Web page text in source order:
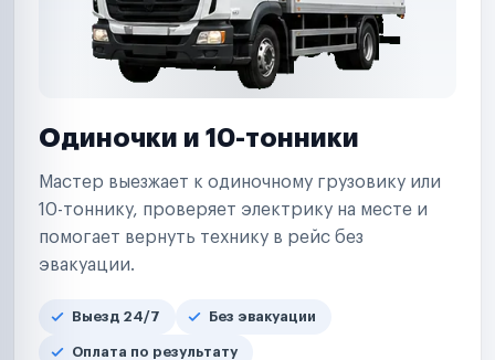
Одиночки и 10-тонники
Мастер выезжает к одиночному грузовику или
10-тоннику, проверяет электрику на месте и
помогает вернуть технику в рейс без
эвакуации.
Выезд 24/7 Без эвакуации
Оплата по результату